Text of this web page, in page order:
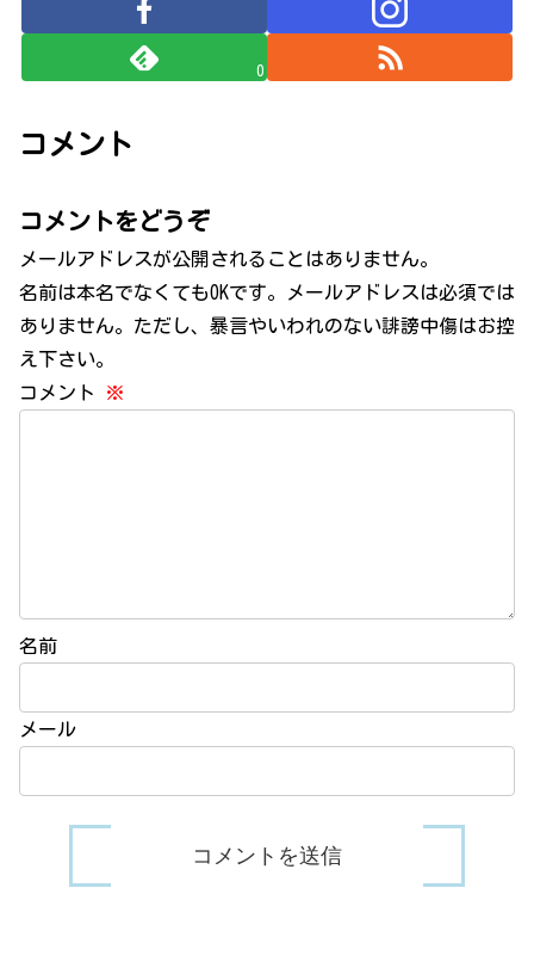
0
コメント
コメントをどうぞ
メールアドレスが公開されることはありません。
名前は本名でなくてもOKです。メールアドレスは必須では
ありません。ただし、暴言やいわれのない誹謗中傷はお控
え下さい。
コメント
※
名前
メール